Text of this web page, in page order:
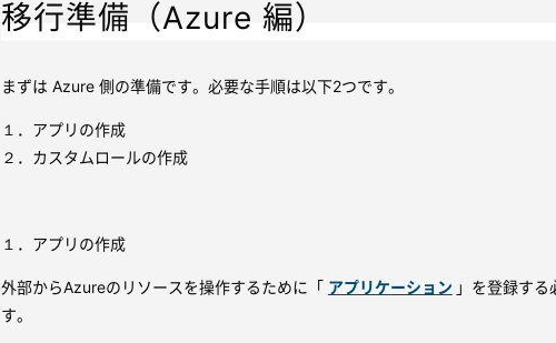
移行準備（Azure 編）
まずは Azure 側の準備です。必要な手順は以下2つです。
１．アプリの作成
２．カスタムロールの作成
１．アプリの作成
外部からAzureのリソースを操作するために「 アプリケーション 」を登録する
す。